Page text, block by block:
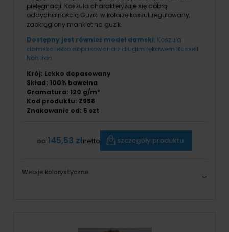
pielęgnacji. Koszula charakteryzuje się dobrą
oddychalnością.Guziki w kolorze koszuli,regulowany,
zaokrąglony mankiet na guzik.
Dostępny jest również model damski: Koszula
damska lekko dopasowana z długim rękawem Russell
Non Iron
Krój: Lekko dopasowany
Skład: 100% bawełna
Gramatura: 120 g/m²
Kod produktu: Z958
Znakowanie od: 5 szt
od:145,53 złnetto szczegóły produktu
Wersje kolorystyczne